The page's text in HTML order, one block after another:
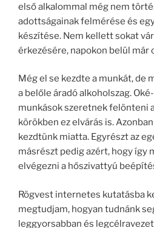
első alkalommal még nem
adottságainak felmérése és
készítése. Nem kellett sokat
érkezésére, napokon belül már
Még el se kezdte a munkát, de
a belőle áradó alkoholszag.
munkások szeretnek felönteni
körökben ez elvárás is.
kezdtünk miatta. Egyrészt az
másrészt pedig azért, hogy így
elvégezni a hőszivattyú
Rögvest internetes kutatásba
megtudjam, hogyan tudnánk
leggyorsabban és